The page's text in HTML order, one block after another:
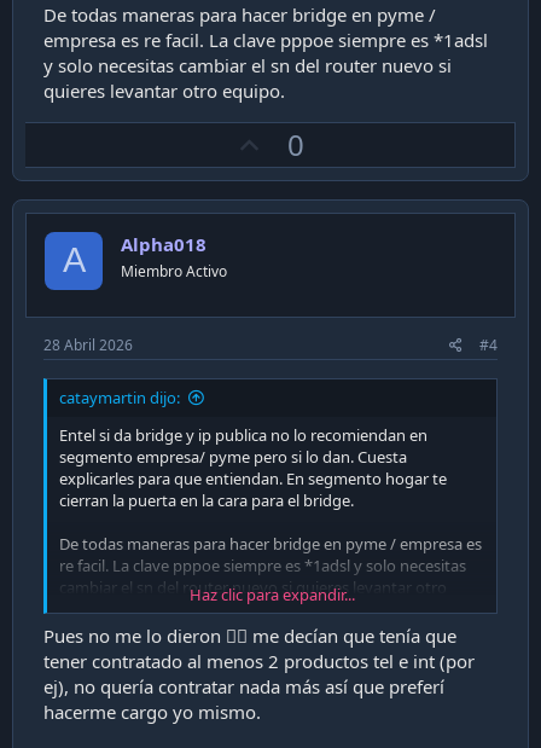
De todas maneras para hacer bridge en pyme /
empresa es re facil. La clave pppoe siempre es *1adsl
y solo necesitas cambiar el sn del router nuevo si
quieres levantar otro equipo.
p
v
0
A Alpha018
Miembro Activo
28 Abril 2026 #4
cataymartin dijo:
Entel si da bridge y ip publica no lo recomiendan en
segmento empresa/ pyme pero si lo dan. Cuesta
explicarles para que entiendan. En segmento hogar te
cierran la puerta en la cara para el bridge.
De todas maneras para hacer bridge en pyme / empresa es
re facil. La clave pppoe siempre es *1adsl y solo necesitas
cambiar el sn del router nuevo si quieres levantar otro
equipo.
Haz clic para expandir...
Pues no me lo dieron 🤷‍♂️ me decían que tenía que
tener contratado al menos 2 productos tel e int (por
ej), no quería contratar nada más así que preferí
hacerme cargo yo mismo.